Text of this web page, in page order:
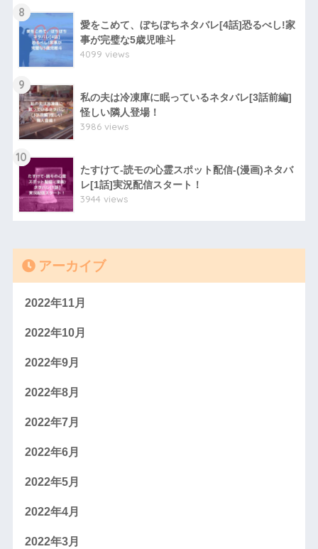
8
愛をこめて、ぼちぼちネタバレ[4話]恐るべし!家
事が完璧な5歳児唯斗
4099 views
9
私の夫は冷凍庫に眠っているネタバレ[3話前編]
怪しい隣人登場！
3986 views
10
たすけて-読モの心霊スポット配信-(漫画)ネタバ
レ[1話]実況配信スタート！
3944 views
アーカイブ
2022年11月
2022年10月
2022年9月
2022年8月
2022年7月
2022年6月
2022年5月
2022年4月
2022年3月